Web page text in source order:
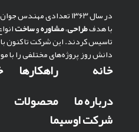
در سال ۱۳۶۳ تعدادی مهندس جوان
با هدفطراحی،مشاورهوساخت
تاسیس کردند. این شرکت تا کنون
دانش روز پروژه‌های مختلفی را با
خانه
درباره ما
راهکارها
محصولات
شرکت اوسیما